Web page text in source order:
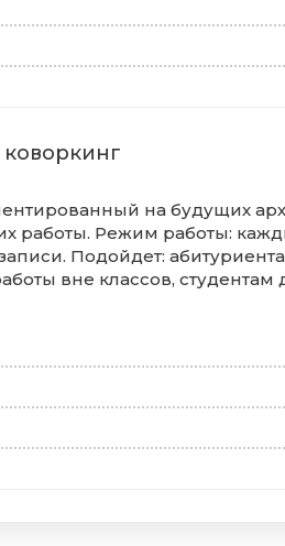
на будущих
работы. Режим работы:
Подойдет:
вне классов, студентам